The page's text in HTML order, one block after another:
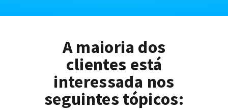
A maioria dos
clientes está
interessada nos
seguintes tópicos: